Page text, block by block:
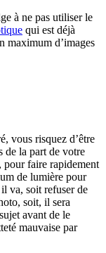
à ne pas utiliser le
qui est déjà
maximum d’images
vous risquez d’être
de la part de votre
pour faire rapidement
de lumière pour
va, soit refuser de
soit, il sera
avant de le
mauvaise par